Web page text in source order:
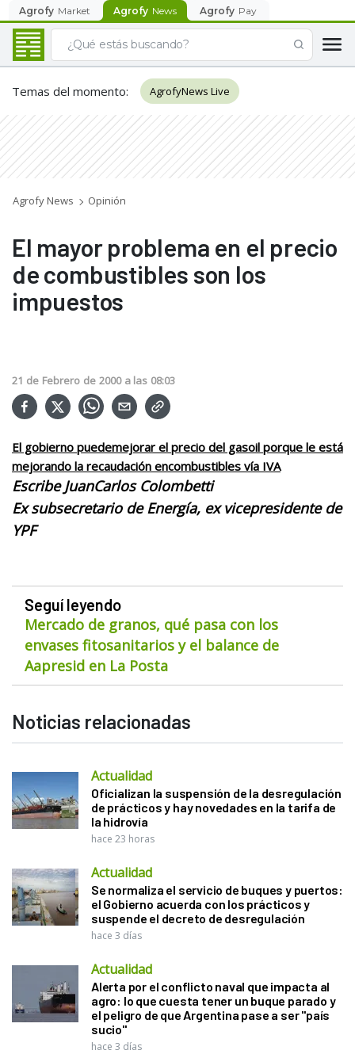
Agrofy Market Agrofy News Agrofy Pay
Temas del momento: AgrofyNews Live
Agrofy News Opinión
El mayor problema en el precio
de combustibles son los
impuestos
21 de Febrero de 2000 a las 08:03
El gobierno puedemejorar el precio del gasoil porque le está
mejorando la recaudación encombustibles vía IVA
Escribe JuanCarlos Colombetti
Ex subsecretario de Energía, ex vicepresidente de
YPF
Seguí leyendo
Mercado de granos, qué pasa con los
envases fitosanitarios y el balance de
Aapresid en La Posta
Noticias relacionadas
Actualidad
Oficializan la suspensión de la desregulación
de prácticos y hay novedades en la tarifa de
la hidrovía
hace 23 horas
Actualidad
Se normaliza el servicio de buques y puertos:
el Gobierno acuerda con los prácticos y
suspende el decreto de desregulación
hace 3 días
Actualidad
Alerta por el conflicto naval que impacta al
agro: lo que cuesta tener un buque parado y
el peligro de que Argentina pase a ser "país
sucio"
hace 3 días